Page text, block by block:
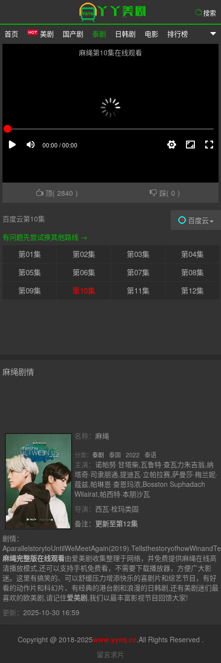
爱美剧
首页 美剧 国产剧 泰剧 日韩剧 电影 排行榜
搜索
麻绳第10集在线观看
顶( 2840 ) 踩( 0 )
百度云
百度云第10集
有问题先尝试换其他路线 →
第01集 第02集 第03集
第04集
第05集
第06集 第07集
第08集
第09集
第10集 第11集 第12集
麻绳剧情
名称： 麻绳
分类： 泰剧 泰国 2022 泰语
主演： 诺帕努·甘塔柴,瓦鲁特·查瓦力朱吉翁,纳
塔奇·司隶朋通,提迪瓦·立帕拉赛,萨曼莎·梅兰妮·
蔻兹,帕琳恩·查恩玛浓,Bosston Suphadach
Wilairat,帕西特·本朋沙瓦
导演： 西瓦·栓玛类固
备注： 更新至第12集
剧情：
麻绳完整版在线观看由爱美剧收集整理于网络，并免费提供麻绳在线高
清播放模式,还可以支持手机免费看，不需要下载播放器，方便广大影
迷。这里有搞笑的、可以舒缓压力增添快乐的喜剧片和综艺节目，有好
看的动作片和科幻片、有经典的港台剧和浪漫的日韩剧,还有美剧迷们最
喜欢的欧美剧,请记住爱美剧,我们以最丰富影视节目回馈大家!
更新： 2025-10-30 16:59
Copyright @ 2018-2025www.yymj.cc.All Rights Reserved .
留言求片